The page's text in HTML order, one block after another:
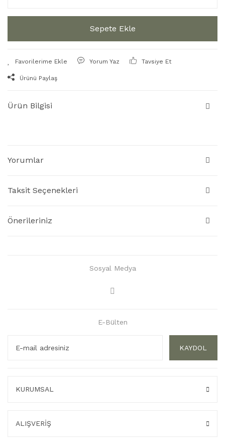
Sepete Ekle
Yorum Yaz Tavsiye Et
Ürünü Paylaş
Ürün Bilgisi
Yorumlar
Taksit Seçenekleri
Önerileriniz
Sosyal Medya
E-Bülten
KAYDOL
KURUMSAL
ALIŞVERİŞ